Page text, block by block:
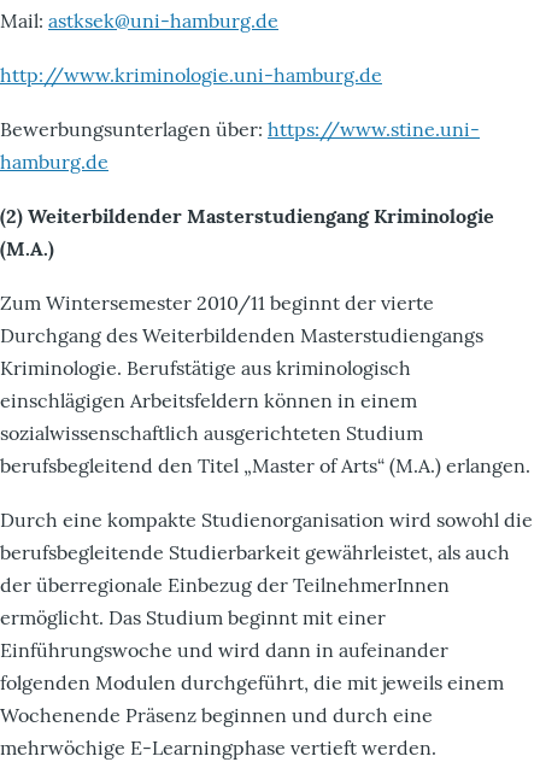
Mail: astksek@uni-hamburg.de
http://www.kriminologie.uni-hamburg.de
Bewerbungsunterlagen über: https://www.stine.uni-
hamburg.de
(2) Weiterbildender Masterstudiengang Kriminologie
(M.A.)
Zum Wintersemester 2010/11 beginnt der vierte
Durchgang des Weiterbildenden Masterstudiengangs
Kriminologie. Berufstätige aus kriminologisch
einschlägigen Arbeitsfeldern können in einem
sozialwissenschaftlich ausgerichteten Studium
berufsbegleitend den Titel „Master of Arts“ (M.A.) erlangen.
Durch eine kompakte Studienorganisation wird sowohl die
berufsbegleitende Studierbarkeit gewährleistet, als auch
der überregionale Einbezug der TeilnehmerInnen
ermöglicht. Das Studium beginnt mit einer
Einführungswoche und wird dann in aufeinander
folgenden Modulen durchgeführt, die mit jeweils einem
Wochenende Präsenz beginnen und durch eine
mehrwöchige E-Learningphase vertieft werden.